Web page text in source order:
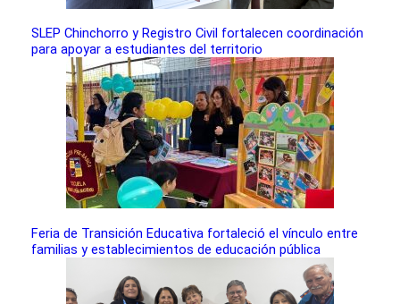
SLEP Chinchorro y Registro Civil fortalecen coordinación
para apoyar a estudiantes del territorio
Feria de Transición Educativa fortaleció el vínculo entre
familias y establecimientos de educación pública